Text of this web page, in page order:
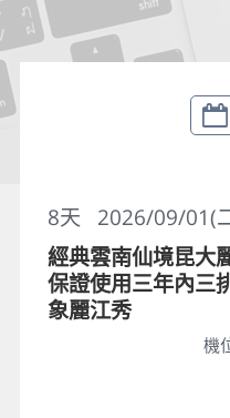
2026/09/01(
8天
經典雲南仙境昆大
保證使用三年內三
象麗江秀
機